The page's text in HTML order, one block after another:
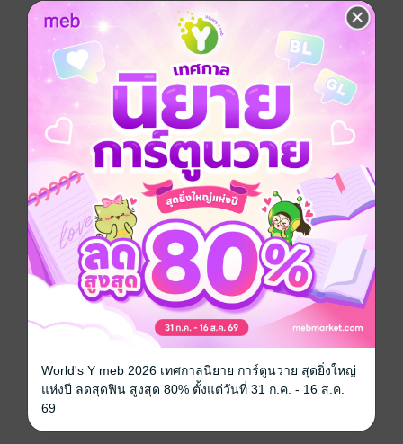
อยากได้ ซื้อเป็นของขวัญ ติดตาม แชร์
รวี ฉายรวี ศิริรักษ์โกศล นางร้ายชี่อดังที่กำลังมาแรงอยู่ๆ
ก็ได้มีเหตุพบเจอกับนันท์ ภคนันท์ อุดมภักดิ์ พนักงาน
โรงงานธรรมดาๆ คนหนึ่ง เธอตกหลุมรักนันท์ตั้งแต่แรก
เห็น รวีทำทุกวิถีทางเพื่อจะได้ทำความรู้จักกับเขา แต่ดารา
กับคนธรรมดาจะรักกันได้จริงเหรอ
Girl love / Yuri โรแมนติก 18+ แอบรัก
pdf, epub
20 กรกฎาคม 2566
ความยาว 153 หน้า (≈ 28,176 คำ)
World's Y meb 2026 เทศกาลนิยาย การ์ตูนวาย สุดยิ่งใหญ่
แห่งปี ลดสุดฟิน สูงสุด 80% ตั้งแต่วันที่ 31 ก.ค. - 16 ส.ค.
69